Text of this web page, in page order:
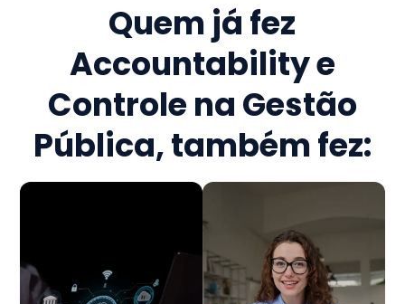
Quem já fez
Accountability e
Controle na Gestão
Pública, também fez: